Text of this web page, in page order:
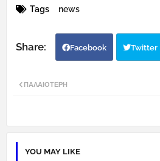
Tags news
Facebook Twitter
ΠΑΛΑΙΌΤΕΡΗ
YOU MAY LIKE